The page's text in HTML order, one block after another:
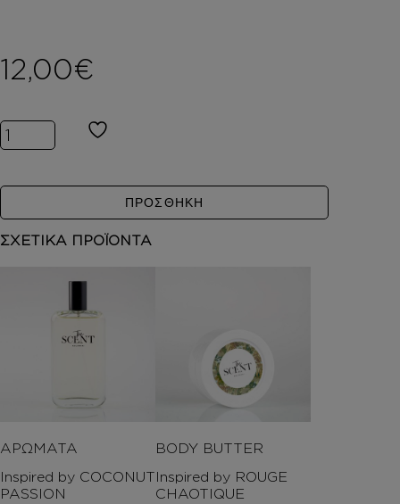
12,00€
Inspired by VALAYA ποσότητα
ΠΡΟΣΘΗΚΗ
ΣΧΕΤΙΚΑ ΠΡΟΪΟΝΤΑ
ΑΡΩΜΑΤΑ
Inspired by COCONUT
PASSION
BODY BUTTER
Inspired by ROUGE
CHAOTIQUE